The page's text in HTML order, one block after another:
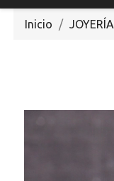
Inicio JOYERÍA